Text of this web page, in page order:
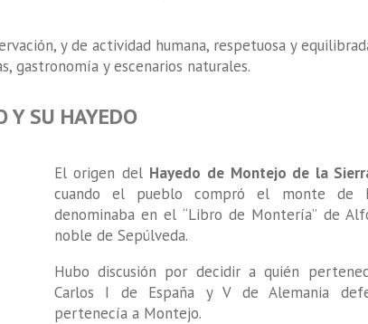
y de actividad humana, respetuosa y
gastronomía y escenarios naturales.
Y SU HAYEDO
El origen del Hayedo de Montejo de la
cuando el pueblo compró el monte de
denominaba en el “Libro de Montería” de
noble de Sepúlveda.
Hubo discusión por decidir a quién
Carlos I de España y V de Alemania
pertenecía a Montejo.